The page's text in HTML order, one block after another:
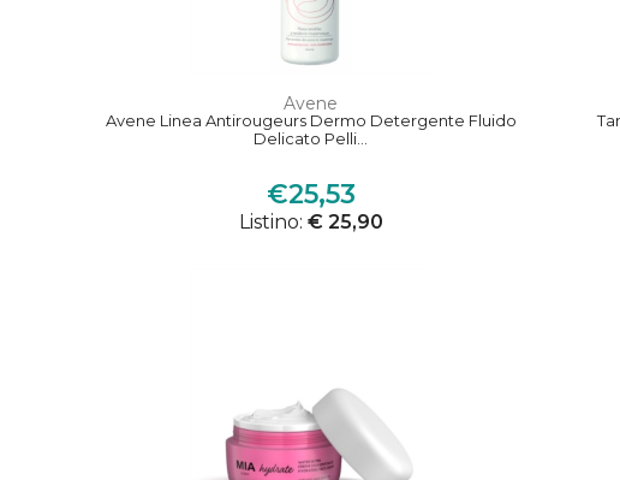
Avene
Avene Linea Antirougeurs Dermo Detergente Fluido
Delicato Pelli...
€25,53
Listino: € 25,90